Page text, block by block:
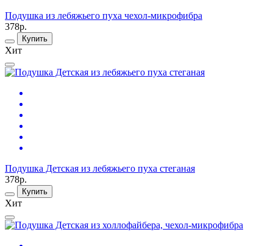
Подушка из лебяжьего пуха чехол-микрофибра
378р.
Купить
Хит
Подушка Детская из лебяжьего пуха стеганая
378р.
Купить
Хит